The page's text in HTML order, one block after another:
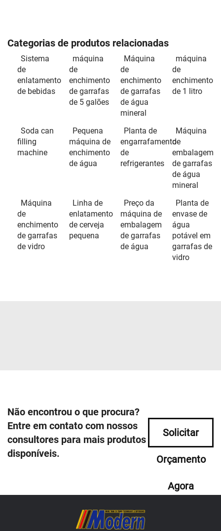
Categorias de produtos relacionadas
Sistema
de
enlatamento
de bebidas
máquina
de
enchimento
de garrafas
de 5 galões
Máquina
de
enchimento
de garrafas
de água
mineral
máquina
de
enchimento
de 1 litro
Soda can
filling
machine
Pequena
máquina de
enchimento
de água
Planta de
engarrafamento
de
refrigerantes
Máquina
de
embalagem
de garrafas
de água
mineral
Máquina
de
enchimento
de garrafas
de vidro
Linha de
enlatamento
de cerveja
pequena
Preço da
máquina de
embalagem
de garrafas
de água
Planta de
envase de
água
potável em
garrafas de
vidro
Não encontrou o que procura?
Entre em contato com nossos
consultores para mais produtos
disponíveis.
Solicitar
Orçamento
Agora